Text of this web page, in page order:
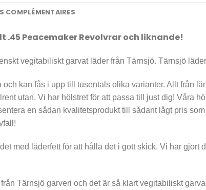
COMPLÉMENTAIRES
.45 Peacemaker Revolvrar och liknande!
vegitabiliskt garvat läder från Tärnsjö. Tärnsjö
kan fås i upp till tusentals olika varianter. Allt från
utan. Vi har hölstret för att passa till just dig! Våra
en sådan kvalitetsprodukt till sådant lågt pris
med läderfett för att hålla det i gott skick. Vi har
Tärnsjö garveri och det är så klart vegitabiliskt